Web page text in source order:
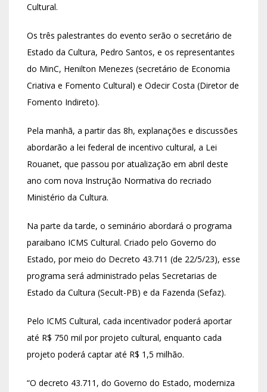
Cultural.
Os três palestrantes do evento serão o secretário de
Estado da Cultura, Pedro Santos, e os representantes
do MinC, Henilton Menezes (secretário de Economia
Criativa e Fomento Cultural) e Odecir Costa (Diretor de
Fomento Indireto).
Pela manhã, a partir das 8h, explanações e discussões
abordarão a lei federal de incentivo cultural, a Lei
Rouanet, que passou por atualização em abril deste
ano com nova Instrução Normativa do recriado
Ministério da Cultura.
Na parte da tarde, o seminário abordará o programa
paraibano ICMS Cultural. Criado pelo Governo do
Estado, por meio do Decreto 43.711 (de 22/5/23), esse
programa será administrado pelas Secretarias de
Estado da Cultura (Secult-PB) e da Fazenda (Sefaz).
Pelo ICMS Cultural, cada incentivador poderá aportar
até R$ 750 mil por projeto cultural, enquanto cada
projeto poderá captar até R$ 1,5 milhão.
“O decreto 43.711, do Governo do Estado, moderniza